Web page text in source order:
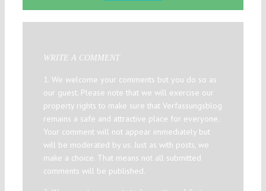
WRITE A COMMENT
1. We welcome your comments but you do so as
our guest. Please note that we will exercise our
property rights to make sure that Verfassungsblog
remains a safe and attractive place for everyone.
Your comment will not appear immediately but
will be moderated by us. Just as with posts, we
make a choice. That means not all submitted
comments will be published.